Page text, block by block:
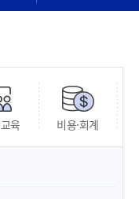
육 비용·회계